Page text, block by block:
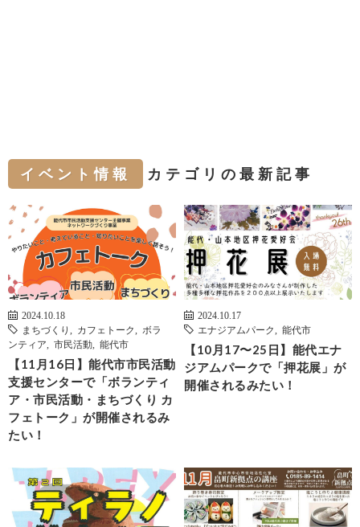
イベント情報 カテゴリの最新記事
2024.10.18
まちづくり
カフェトーク
ボラ
ンティア
市民活動 能代市
【11月16日】能代市市民活動
支援センターで「ボランティ
ア・市民活動・まちづくり カ
フェトーク」が開催されるみ
たい！
2024.10.17
エナジアムパーク
能代市
【10月17〜25日】能代エナ
ジアムパークで「押花展」が
開催されるみたい！